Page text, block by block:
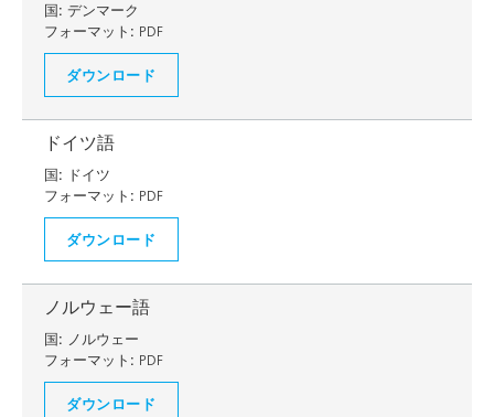
国: デンマーク
フォーマット: PDF
ダウンロード
ドイツ語
国: ドイツ
フォーマット: PDF
ダウンロード
ノルウェー語
国: ノルウェー
フォーマット: PDF
ダウンロード